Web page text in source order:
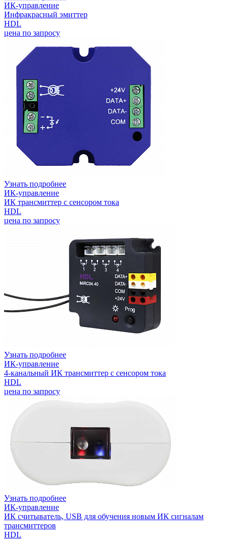
ИК-управление
Инфракрасный эмиттер
HDL
цена по запросу
Узнать подробнее
ИК-управление
ИК трансмиттер с сенсором тока
HDL
цена по запросу
Узнать подробнее
ИК-управление
4-канальный ИК трансмиттер с сенсором тока
HDL
цена по запросу
Узнать подробнее
ИК-управление
ИК считыватель, USB для обучения новым ИК сигналам
трансмиттеров
HDL